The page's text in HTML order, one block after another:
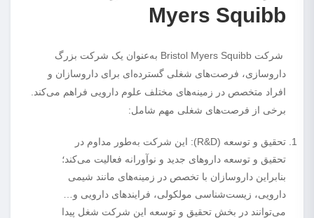
Myers Squibb
شرکت Bristol Myers Squibb به‌عنوان یک شرکت بزرگ
داروسازی، فرصت‌های شغلی گسترده‌ای برای داروسازان و
افراد متخصص در زمینه‌های مختلف علوم دارویی فراهم می‌کند.
برخی از فرصت‌های شغلی مهم شامل:
تحقیق و توسعه (R&D): این شرکت به‌طور مداوم در
تحقیق و توسعه داروهای جدید و نوآورانه فعالیت می‌کند؛
بنابراین داروسازان با تخصص در زمینه‌های مانند شیمی
دارویی، زیست‌شناسی مولکولی، فرایندهای دارویی و…
می‌توانند در بخش تحقیق و توسعه این شرکت شغل پیدا